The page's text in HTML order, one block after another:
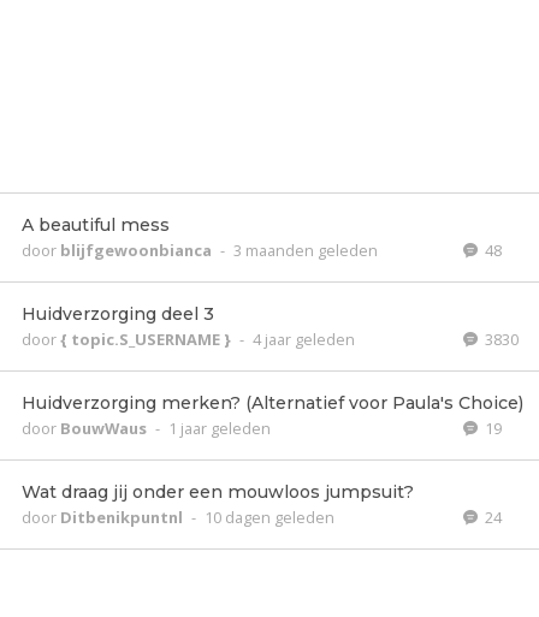
A beautiful mess
door blijfgewoonbianca - 3 maanden geleden 48
Huidverzorging deel 3
door{ topic.S_USERNAME } - 4 jaar geleden 3830
Huidverzorging merken? (Alternatief voor Paula's Choice)
door BouwWaus - 1 jaar geleden 19
Wat draag jij onder een mouwloos jumpsuit?
door Ditbenikpuntnl - 10 dagen geleden 24